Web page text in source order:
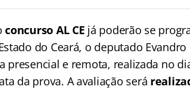
concurso AL CE já poderão se
do Ceará, o deputado
presencial e remota, realizada no
da prova. A avaliação será